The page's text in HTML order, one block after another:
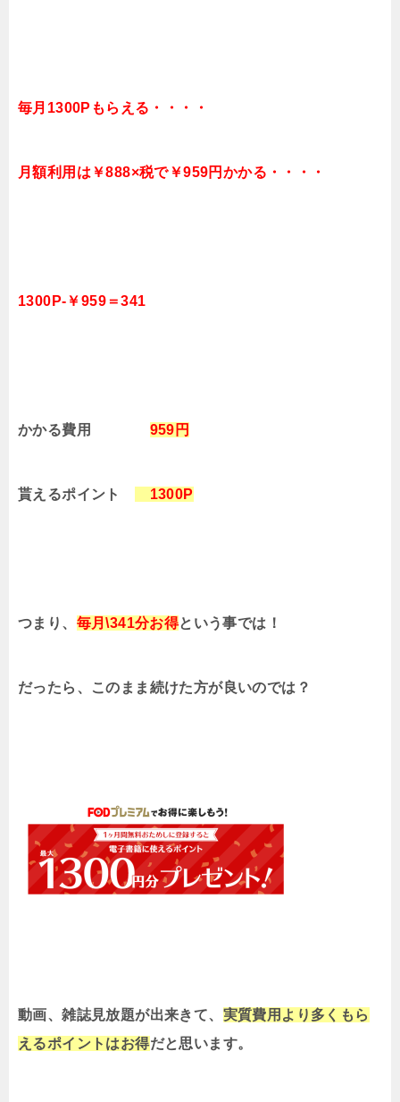
毎月1300Pもらえる・・・・
月額利用は￥888×税で￥959円かかる・・・・
1300P-￥959＝341
かかる費用 959円
貰えるポイント 1300P
つまり、 毎月\341分お得という事では！
だったら、このまま続けた方が良いのでは？
動画、雑誌見放題が出来きて、 実質費用より多くもら
えるポイントはお得だと思います。